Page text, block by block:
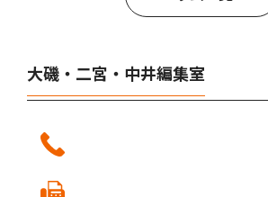
大磯・二宮・中井編集室